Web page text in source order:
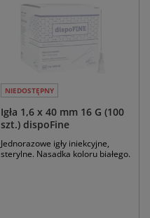
NIEDOSTĘPNY
Igła 1,6 x 40 mm 16 G (100
szt.) dispoFine
Jednorazowe igły iniekcyjne,
sterylne. Nasadka koloru białego.